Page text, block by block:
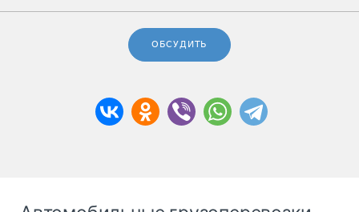
ОБСУДИТЬ